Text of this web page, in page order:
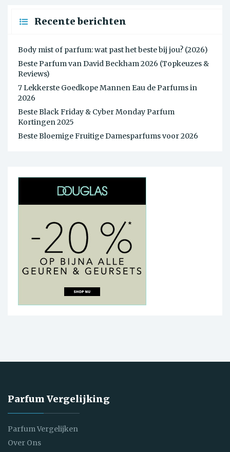
Recente berichten
Body mist of parfum: wat past het beste bij jou? (2026)
Beste Parfum van David Beckham 2026 (Topkeuzes &
Reviews)
7 Lekkerste Goedkope Mannen Eau de Parfums in
2026
Beste Black Friday & Cyber Monday Parfum
Kortingen 2025
Beste Bloemige Fruitige Damesparfums voor 2026
Parfum Vergelijking
Parfum Vergelijken
Over Ons